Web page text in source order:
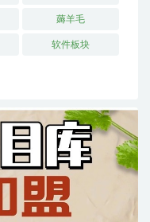
薅羊毛
软件板块